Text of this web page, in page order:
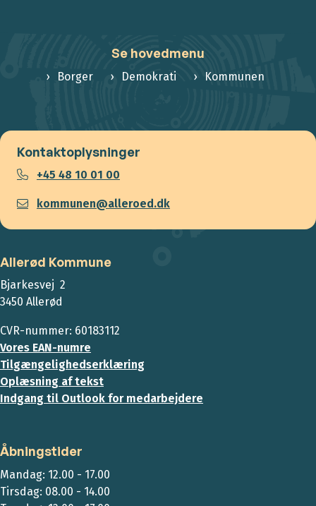
Se hovedmenu
Borger Demokrati Kommunen
Kontaktoplysninger
+45 48 10 01 00
kommunen@alleroed.dk
Allerød Kommune
Bjarkesvej 2
3450 Allerød
CVR-nummer: 60183112
Vores EAN-numre
Tilgængelighedserklæring
Oplæsning af tekst
Indgang til Outlook for medarbejdere
Åbningstider
Mandag: 12.00 - 17.00
Tirsdag: 08.00 - 14.00